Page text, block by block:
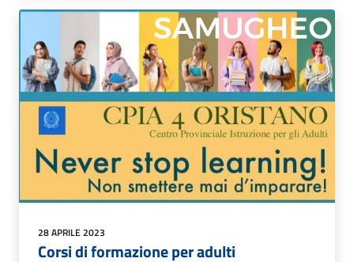
28 APRILE 2023
Corsi di formazione per adulti